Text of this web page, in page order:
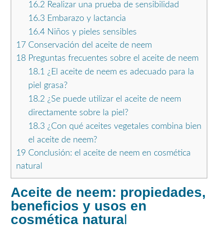
16.2Realizar una prueba de sensibilidad
16.3Embarazo y lactancia
16.4Niños y pieles sensibles
17 Conservación del aceite de neem
18 Preguntas frecuentes sobre el aceite de neem
18.1 ¿El aceite de neem es adecuado para la
piel grasa?
18.2¿Se puede utilizar el aceite de neem
directamente sobre la piel?
18.3¿Con qué aceites vegetales combina bien
el aceite de neem?
19 Conclusión: el aceite de neem en cosmética
natural
Aceite de neem: propiedades,
beneficios y usos en
cosmética natural